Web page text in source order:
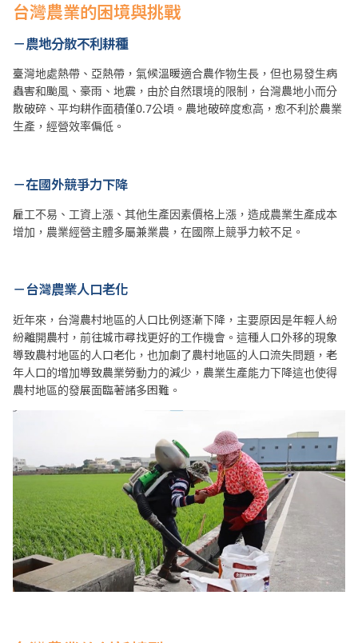
台灣農業的困境與挑戰
－農地分散不利耕種
臺灣地處熱帶、亞熱帶，氣候溫暖適合農作物生長，但也易發生病
蟲害和颱風、豪雨、地震，由於自然環境的限制，台灣農地小而分
散破碎、平均耕作面積僅0.7公頃。農地破碎度愈高，愈不利於農業
生產，經營效率偏低。
－在國外競爭力下降
雇工不易、工資上漲、其他生產因素價格上漲，造成農業生產成本
增加，農業經營主體多屬兼業農，在國際上競爭力較不足。
－台灣農業人口老化
近年來，台灣農村地區的人口比例逐漸下降，主要原因是年輕人紛
紛離開農村，前往城市尋找更好的工作機會。這種人口外移的現象
導致農村地區的人口老化，也加劇了農村地區的人口流失問題，老
年人口的增加導致農業勞動力的減少，農業生產能力下降這也使得
農村地區的發展面臨著諸多困難。